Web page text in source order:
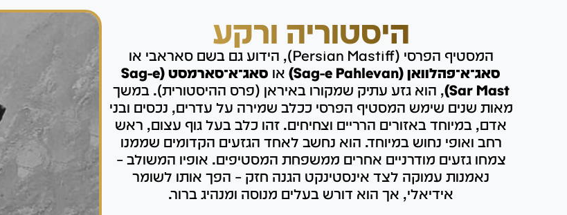
היסטוריה ורקע
המסטיף הפרסי (Persian Mastiff), הידוע גם בשם סאראבי או
סאג־א־פהלוואן (Sag-e Pahlevan)
או
סאג־א־סארמסט (Sag-e
Sar Mast) , הוא גזע עתיק שמקורו באיראן (פרס ההיסטורית). במשך
מאות שנים שימש המסטיף הפרסי ככלב שמירה על עדרים, נכסים ובני
אדם, במיוחד באזורים הרריים וצחיחים. זהו כלב בעל גוף עצום, ראש
רחב ואופי נחוש במיוחד. הוא נחשב לאחד הגזעים הקדומים שממנו
צמחו גזעים מודרניים אחרים ממשפחת המסטיפים. אופיו המשולב –
נאמנות עמוקה לצד אינסטינקט הגנה חזק – הפך אותו לשומר
אידיאלי, אך הוא דורש בעלים מנוסה ומנהיג ברור.